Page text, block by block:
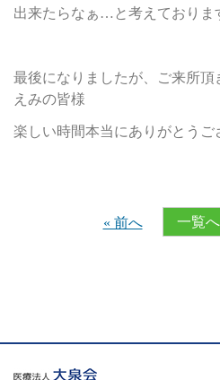
出来たらなぁ…と考えておりま
最後になりましたが、ご来所
えみの皆様
楽しい時間本当にありがとうご
« 前へ 一覧へ